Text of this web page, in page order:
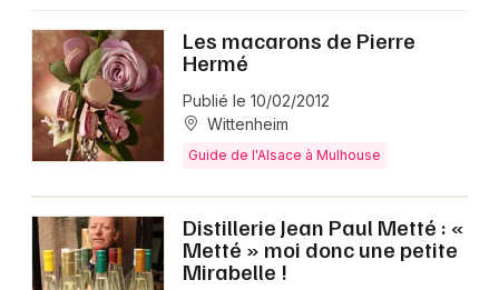
Les macarons de Pierre
Hermé
Publié le 10/02/2012
Wittenheim
Guide de l'Alsace à Mulhouse
Distillerie Jean Paul Metté : «
Metté » moi donc une petite
Mirabelle !